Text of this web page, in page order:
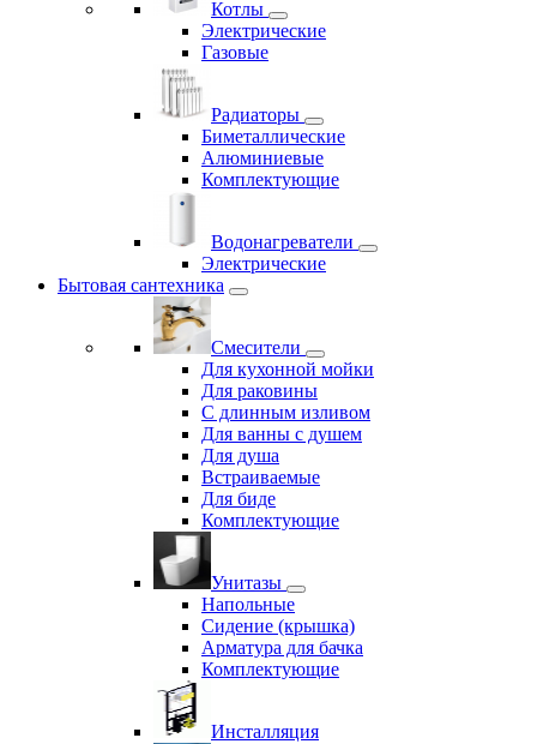
Котлы
Электрические
Газовые
Радиаторы
Биметаллические
Алюминиевые
Комплектующие
Водонагреватели
Электрические
Бытовая сантехника
Смесители
Для кухонной мойки
Для раковины
С длинным изливом
Для ванны с душем
Для душа
Встраиваемые
Для биде
Комплектующие
Унитазы
Напольные
Сидение (крышка)
Арматура для бачка
Комплектующие
Инсталляция